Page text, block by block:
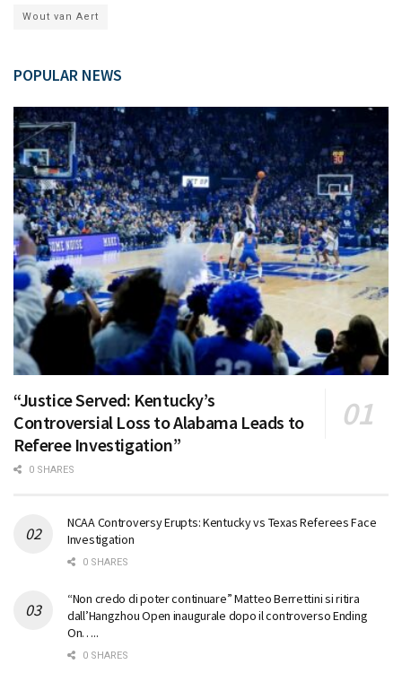
Wout van Aert
POPULAR NEWS
“Justice Served: Kentucky’s
Controversial Loss to Alabama Leads to
Referee Investigation”
0 SHARES
NCAA Controversy Erupts: Kentucky vs Texas Referees Face
Investigation
0 SHARES
“Non credo di poter continuare” Matteo Berrettini si ritira
dall’Hangzhou Open inaugurale dopo il controverso Ending
On…..
0 SHARES